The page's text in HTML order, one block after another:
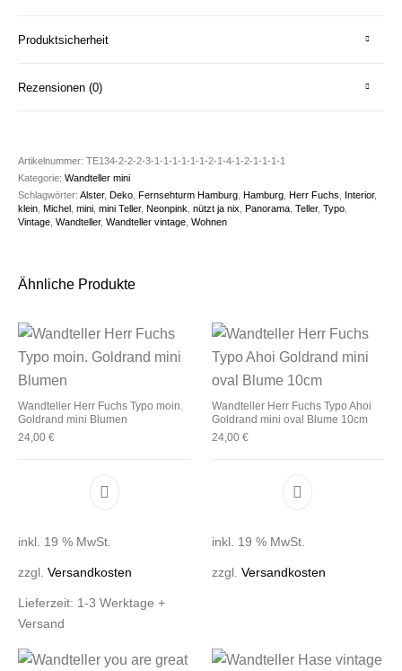
Produktsicherheit
Rezensionen (0)
Artikelnummer:TE134-2-2-2-3-1-1-1-1-1-1-2-1-4-1-2-1-1-1-1
Kategorie:Wandteller mini
Schlagwörter:Alster,Deko ,Fernsehturm Hamburg ,Hamburg ,Herr Fuchs Interior,
klein ,Michel ,mini ,mini Teller,Neonpink ,nützt ja nix ,Panorama ,Teller,Typo
Vintage ,Wandteller,Wandteller vintage ,Wohnen
Ähnliche Produkte
Wandteller Herr Fuchs Typo moin.
Goldrand mini Blumen
24,00€
inkl. 19 % MwSt.
zzgl.Versandkosten
Lieferzeit: 1-3 Werktage +
Versand
Wandteller Herr Fuchs Typo Ahoi
Goldrand mini oval Blume 10cm
24,00 €
inkl. 19 % MwSt.
zzgl. Versandkosten